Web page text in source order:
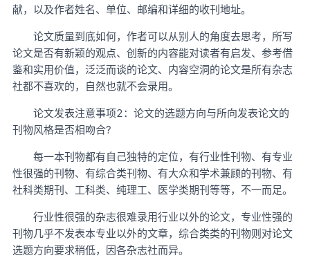
献，以及作者姓名、单位、邮编和详细的收刊地址。
论文质量到底如何，作者可以从别人的角度去思考，所写
论文是否有新颖的观点、创新的内容能对读者有启发、参考借
鉴和实用价值，泛泛而谈的论文、内容空洞的论文是所有杂志
社都不喜欢的，自然也就不会录用。
论文发表注意事项2：论文的选题方向与所向发表论文的
刊物风格是否相吻合?
每一本刊物都有自己独特的定位，有行业性刊物、有专业
性很强的刊物、有综合类刊物、有大众和学术兼顾的刊物、有
社科类期刊、工科类、纯理工、医学类期刊等等，不一而足。
行业性很强的杂志很难录用行业以外的论文，专业性强的
刊物几乎不发表本专业以外的文章，综合类类的刊物则对论文
选题方向要求稍低，因各杂志社而异。